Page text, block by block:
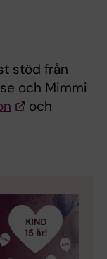
stöd från
och Mimmi
och